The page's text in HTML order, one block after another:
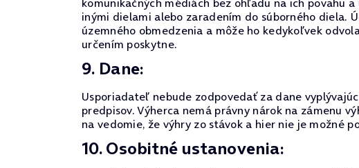
inými dielami alebo zaradením do súborného diela.
územného obmedzenia a môže ho kedykoľvek
určením poskytne.
9. Dane:
Usporiadateľ nebude zodpovedať za dane
predpisov. Výherca nemá právny nárok na zámenu
na vedomie, že výhry zo stávok a hier nie je možné
10. Osobitné ustanovenia: